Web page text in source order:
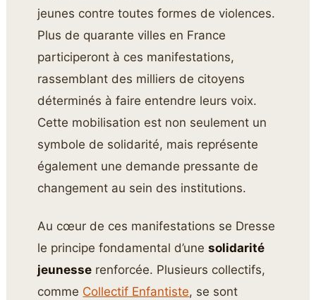
jeunes contre toutes formes de violences.
Plus de quarante villes en France
participeront à ces manifestations,
rassemblant des milliers de citoyens
déterminés à faire entendre leurs voix.
Cette mobilisation est non seulement un
symbole de solidarité, mais représente
également une demande pressante de
changement au sein des institutions.
Au cœur de ces manifestations se Dresse
le principe fondamental d’unesolidarité
jeunesse renforcée. Plusieurs collectifs,
comme Collectif Enfantiste, se sont